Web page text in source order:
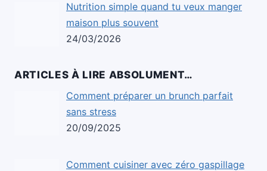
Nutrition simple quand tu veux manger
maison plus souvent
24/03/2026
ARTICLES À LIRE ABSOLUMENT…
Comment préparer un brunch parfait
sans stress
20/09/2025
Comment cuisiner avec zéro gaspillage